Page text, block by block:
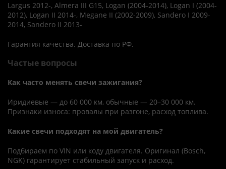
Largus 2012-, Almera III G15, Logan (2004-2014), Logan I (2004-
2012), Logan II 2014-, Megane II (2002-2009), Sandero I 2009-
2014, Sandero II 2013-
Гарантия качества. Доставка по РФ.
Частые вопросы
Как часто менять свечи зажигания?
Иридиевые — до 60 000 км, обычные — 20–30 000 км.
Признаки износа: провалы при разгоне, расход топлива.
Какие свечи подходят на мой двигатель?
Подбираем по VIN или коду двигателя. Оригинал (Bosch,
NGK) гарантирует стабильный запуск и расход.